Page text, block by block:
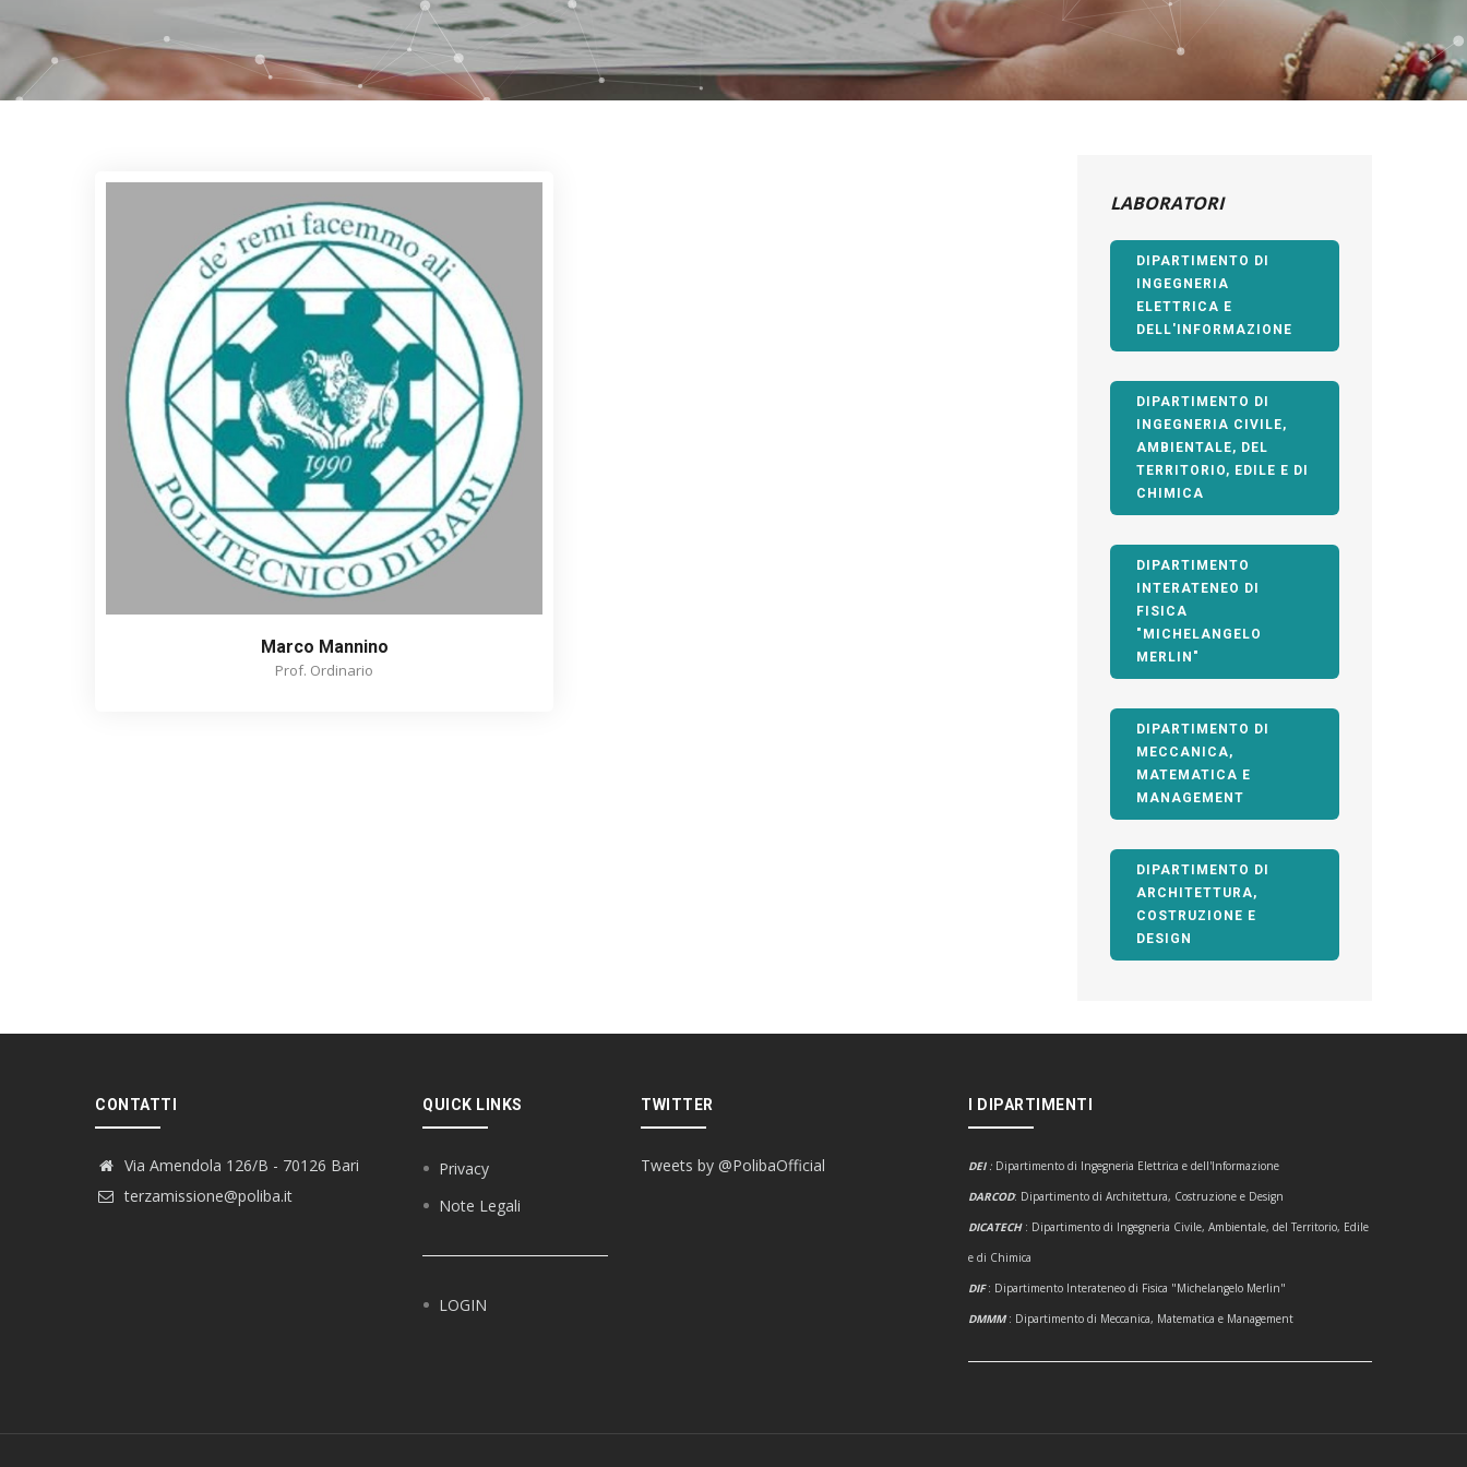
Marco Mannino
Prof. Ordinario
LABORATORI
DIPARTIMENTO DI
INGEGNERIA
ELETTRICA E
DELL'INFORMAZIONE
DIPARTIMENTO DI
INGEGNERIA CIVILE,
AMBIENTALE, DEL
TERRITORIO, EDILE E DI
CHIMICA
DIPARTIMENTO
INTERATENEO DI
FISICA
"MICHELANGELO
MERLIN"
DIPARTIMENTO DI
MECCANICA,
MATEMATICA E
MANAGEMENT
DIPARTIMENTO DI
ARCHITETTURA,
COSTRUZIONE E
DESIGN
CONTATTI
Via Amendola 126/B - 70126 Bari
terzamissione@poliba.it
QUICK LINKS
Privacy
Note Legali
LOGIN
TWITTER
Tweets by @PolibaOfficial
I DIPARTIMENTI
DEI : Dipartimento di Ingegneria Elettrica e dell'Informazione
DARCOD: Dipartimento di Architettura, Costruzione e Design
DICATECH : Dipartimento di Ingegneria Civile, Ambientale, del Territorio, Edile
e di Chimica
DIF: Dipartimento Interateneo di Fisica "Michelangelo Merlin"
DMMM: Dipartimento di Meccanica, Matematica e Management